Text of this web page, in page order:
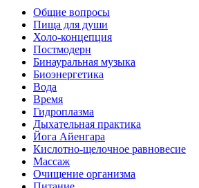
Общие вопросы
Пища для души
Холо-концепция
Постмодерн
Бинауральная музыка
Биоэнергетика
Вода
Время
Гидроплазма
Дыхательная практика
Йога Айенгара
Кислотно-щелочное равновесие
Массаж
Очищение организма